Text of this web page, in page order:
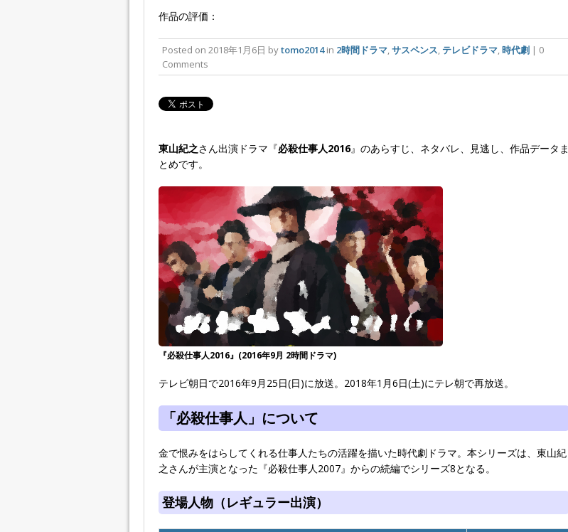
作品の評価：
Posted on 2018年1月6日 bytomo2014in 2時間ドラマ,サスペンス, テレビドラマ,時代劇 | 0
Comments
東山紀之さん出演ドラマ『必殺仕事人2016』のあらすじ、ネタバレ、見逃し、作品データま
とめです。
『必殺仕事人2016』(2016年9月 2時間ドラマ)
テレビ朝日で2016年9月25日(日)に放送。2018年1月6日(土)にテレ朝で再放送。
「必殺仕事人」について
金で恨みをはらしてくれる仕事人たちの活躍を描いた時代劇ドラマ。本シリーズは、東山紀
之さんが主演となった『必殺仕事人2007』からの続編でシリーズ8となる。
登場人物（レギュラー出演）